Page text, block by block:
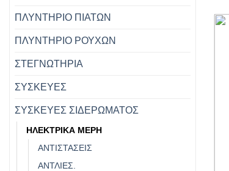
ΠΛΥΝΤΗΡΙΟ ΠΙΑΤΩΝ
ΠΛΥΝΤΗΡΙΟ ΡΟΥΧΩΝ
ΣΤΕΓΝΩΤΗΡΙΑ
ΣΥΣΚΕΥΕΣ
ΣΥΣΚΕΥΕΣ ΣΙΔΕΡΩΜΑΤΟΣ
ΗΛΕΚΤΡΙΚΑ ΜΕΡΗ
ΑΝΤΙΣΤΑΣΕΙΣ
ΑΝΤΛΊΕΣ.